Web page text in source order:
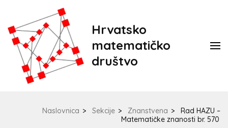
Hrvatsko
matematičko
društvo
Naslovnica > Sekcije > Znanstvena >
Rad HAZU –
Matematičke znanosti br. 570